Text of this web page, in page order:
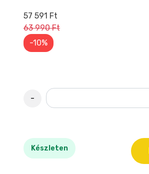
57 591 Ft
63 990 Ft
-10%
-
Készleten